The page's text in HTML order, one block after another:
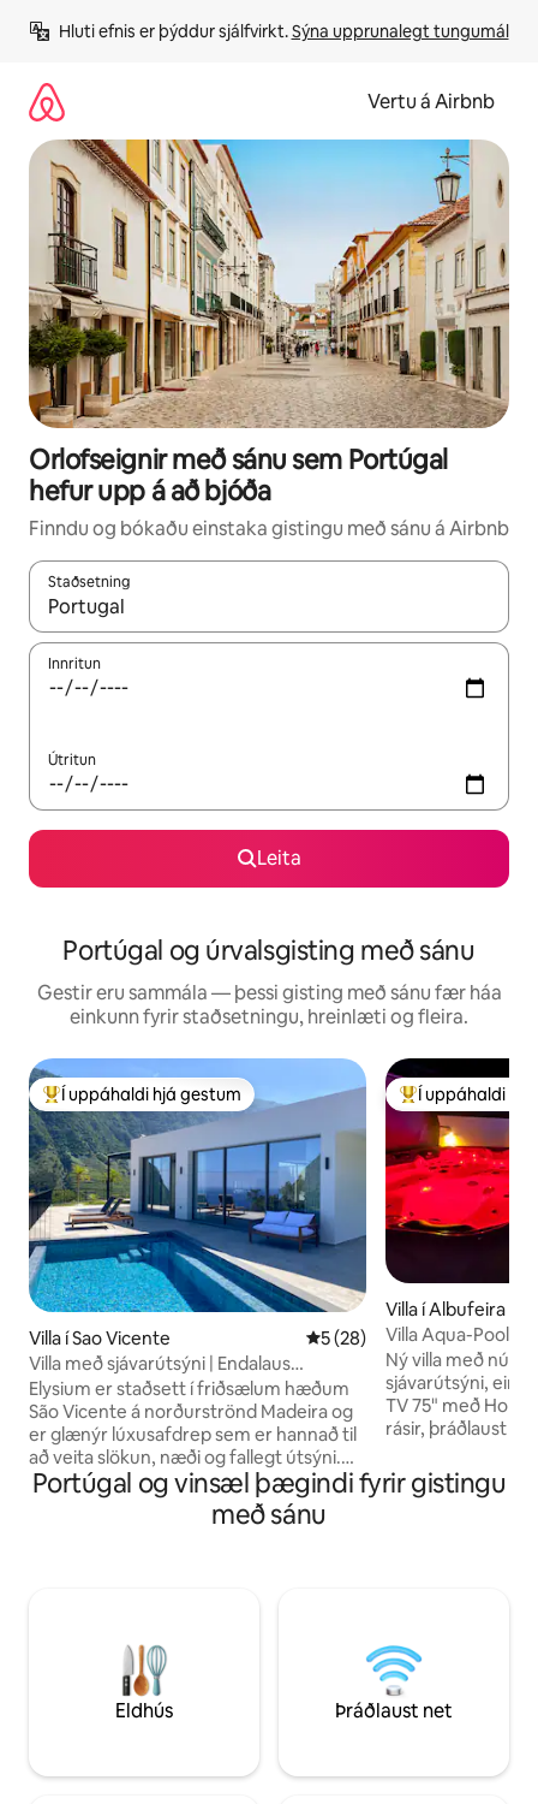
beint
Hluti efnis er þýddur sjálfvirkt. Sýna upprunalegt tungumál
Vertu á Airbnb
Orlofseignir með sánu sem Portúgal
hefur upp á að bjóða
Finndu og bókaðu einstaka gistingu með sánu á Airbnb
Staðsetning
Þegar niðurstöður liggja fyrir skaltu nota upp og niður
Innritun
Útritun
Leita
Portúgal og úrvalsgisting með sánu
Gestir eru sammála — þessi gisting með sánu fær háa
einkunn fyrir staðsetningu, hreinlæti og fleira.
Í mestu uppáhaldi hjá gestum
Í uppáhaldi hjá gestum
Villa í Sao Vicente 5 af 5 í meðaleinkunn, 28
5 (28)
Villa með sjávarútsýni | Endalaus
sundlaug, heitur pottur, gufubað
Elysium er staðsett í friðsælum hæðum
São Vicente á norðurströnd Madeira og
er glænýr lúxusafdrep sem er hannað til
að veita slökun, næði og fallegt útsýni.
Vaknaðu við útsýni yfir hafið og fjöllin,
syndu í upphitaða* endalausa lauginni,
slakaðu á í heita pottinum eða njóttu
en hún er með glæsileg svefnherbergi,
þægindi í heilsulindarstíl og bjarta
sameignir innandyra og utandyra.
Í mestu
Í uppáhaldi
Villa í Albufeira
Villa Aqua-Pool
Nudd-Game
Ný villa með
sjávarútsýni,
TV 75" með
rásir, þráðlaust
göngufjarlægð frá
sundlaug allan daginn. -Jacuzzi
spinning-hjól
við 28 ‌
Portúgal og vinsæl þægindi fyrir gistingu
með sánu
Eldhús Þráðlaust net